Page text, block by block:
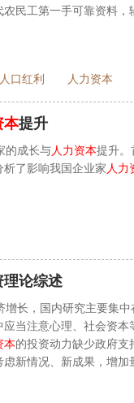
民工第一手可靠资料，
人口红利 人力资本
本提升
的成长与人力资本提升。
了影响我国企业家 人力
理论综述
增长，国内研究主要集
应当注意心理、社会资
本的投资动力缺少政府
新情况、新成果，增